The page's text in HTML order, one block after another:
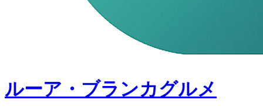
ルーア・ブランカグルメ